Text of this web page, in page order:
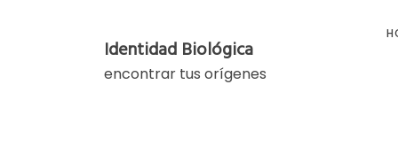
Identidad Biológica
encontrar tus orígenes